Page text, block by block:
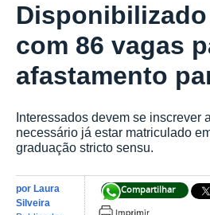
com 86 vagas
afastamento
Interessados devem se inscrever
necessário já estar matriculado
graduação stricto sensu.
Compartilhar
por Laura
Silveira